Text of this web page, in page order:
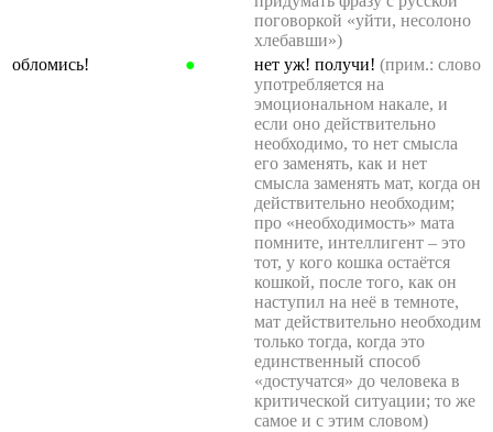
поговоркой «уйти, несолоно
хлебавши»)
обломись!
● нет уж! получи! (прим.: слово
употребляется на
эмоциональном накале, и
если оно действительно
необходимо, то нет смысла
его заменять, как и нет
смысла заменять мат, когда он
действительно необходим;
про «необходимость» мата
помните, интеллигент – это
тот, у кого кошка остаётся
кошкой, после того, как он
наступил на неё в темноте,
мат действительно необходим
только тогда, когда это
единственный способ
«достучатся» до человека в
критической ситуации; то же
самое и с этим словом)